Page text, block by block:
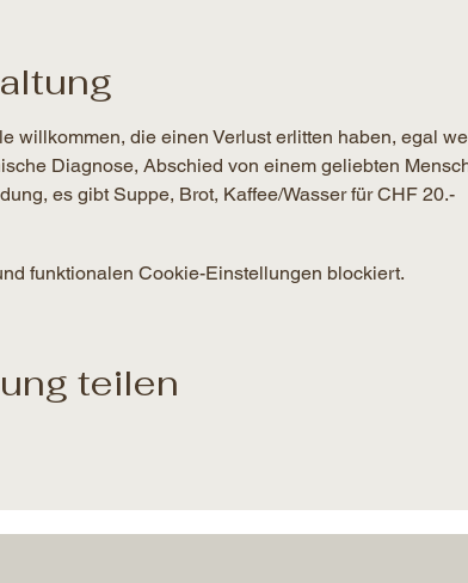
willkommen, die einen Verlust erlitten haben, egal
Diagnose, Abschied von einem geliebten
es gibt Suppe, Brot, Kaffee/Wasser für CHF 20.-
funktionalen Cookie-Einstellungen blockiert.
teilen